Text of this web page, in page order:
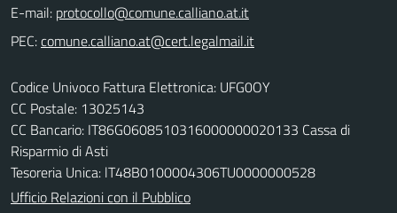
E-mail:
PEC:
Codice Univoco Fattura Elettronica: UFG0OY
CC Postale: 13025143
CC Bancario: IT86G0608510316000000020133 Cassa di
Risparmio di Asti
Tesoreria Unica: lT48B0100004306TU0000000528
Ufficio Relazioni con il Pubblico